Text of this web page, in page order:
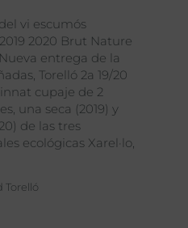
vi escumós
2020 Brut Nature
entrega de la
Torelló 2a 19/20
cupaje de 2
una seca (2019) y
de las tres
ecológicas Xarel·lo,
Torelló